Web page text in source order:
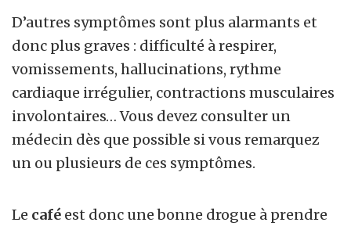
D’autres symptômes sont plus alarmants et
donc plus graves : difficulté à respirer,
vomissements, hallucinations, rythme
cardiaque irrégulier, contractions musculaires
involontaires… Vous devez consulter un
médecin dès que possible si vous remarquez
un ou plusieurs de ces symptômes.
Le café est donc une bonne drogue à prendre